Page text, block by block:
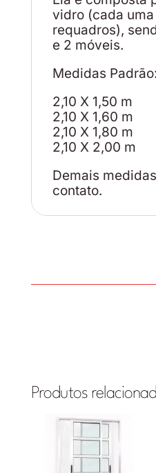
vidro (cada
requadros),
e 2 móveis.
Medidas Padrão:
2,10 X 1,50 m
2,10 X 1,60 m
2,10 X 1,80 m
2,10 X 2,00 m
Demais
contato.
Produtos